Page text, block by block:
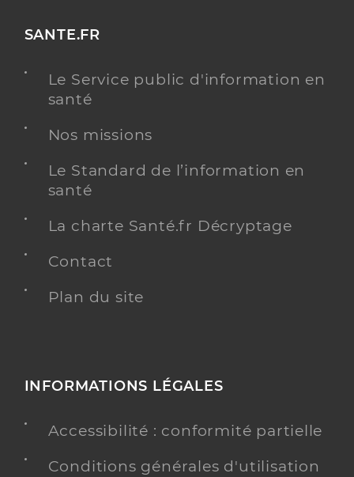
SANTE.FR
Le Service public d'information en
santé
Nos missions
Le Standard de l’information en
santé
La charte Santé.fr Décryptage
Contact
Plan du site
INFORMATIONS LÉGALES
Accessibilité : conformité partielle
Conditions générales d'utilisation